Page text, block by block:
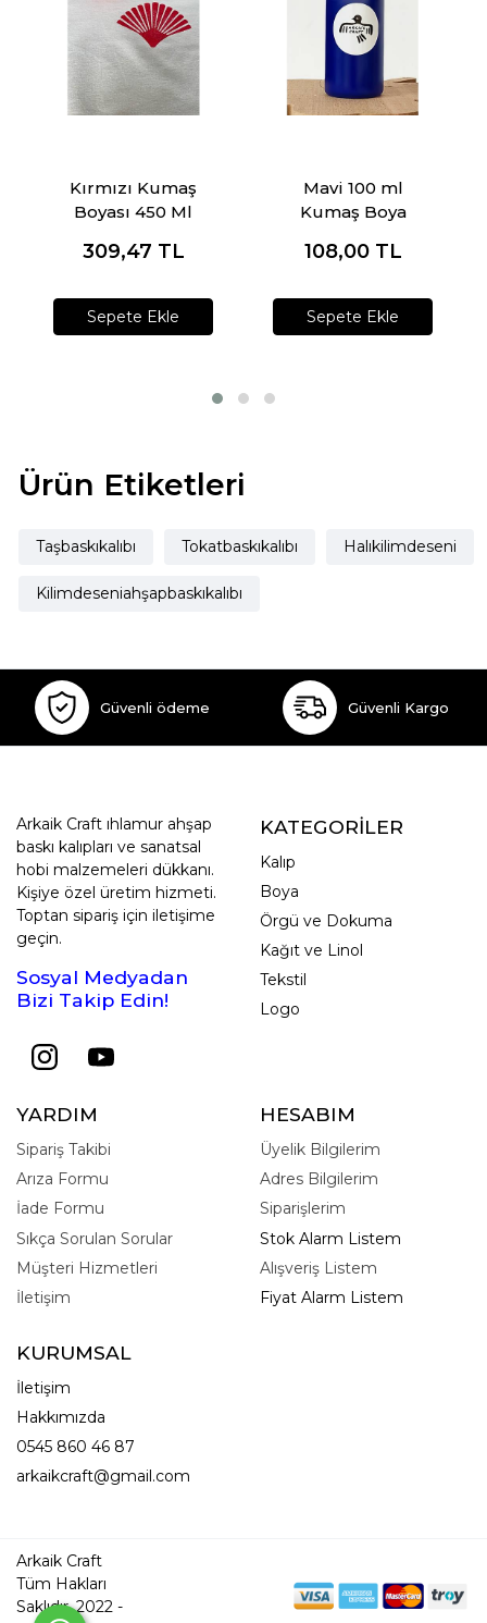
Kırmızı Kumaş
Boyası 450 Ml
309,47 TL
Sepete Ekle
Mavi 100 ml
Kumaş Boya
108,00 TL
Sepete Ekle
Ürün Etiketleri
Taşbaskıkalıbı Tokatbaskıkalıbı Halıkilimdeseni
Kilimdeseniahşapbaskıkalıbı
Güvenli ödeme Güvenli Kargo
Arkaik Craft ıhlamur ahşap
baskı kalıpları ve sanatsal
hobi malzemeleri dükkanı.
Kişiye özel üretim hizmeti.
Toptan sipariş için iletişime
geçin.
Sosyal Medyadan
Bizi Takip Edin!
KATEGORİLER
Kalıp
Boya
Örgü ve Dokuma
Kağıt ve Linol
Tekstil
Logo
YARDIM
Sipariş Takibi
Arıza Formu
İade Formu
Sıkça Sorulan Sorular
Müşteri Hizmetleri
İletişim
HESABIM
Üyelik Bilgilerim
Adres Bilgilerim
Siparişlerim
Stok Alarm Listem
Alışveriş Listem
Fiyat Alarm Listem
KURUMSAL
İletişim
Hakkımızda
0545 860 46 87
arkaikcraft@gmail.com
Arkaik Craft
Tüm Hakları
Saklıdır. 2022 -